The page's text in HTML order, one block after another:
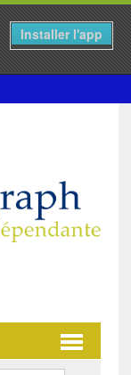
Installer l'app